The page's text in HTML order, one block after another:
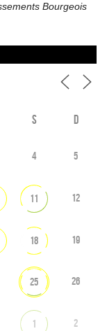
Bourgeois
S D
4 5
11 12
18 19
25 26
1 2